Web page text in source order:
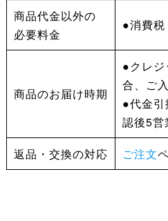
商品代金以外の
必要料金
●消費税
商品のお届け時期
●クレ
合、ご
●代金
認後5営
返品・交換の対応
ご注文